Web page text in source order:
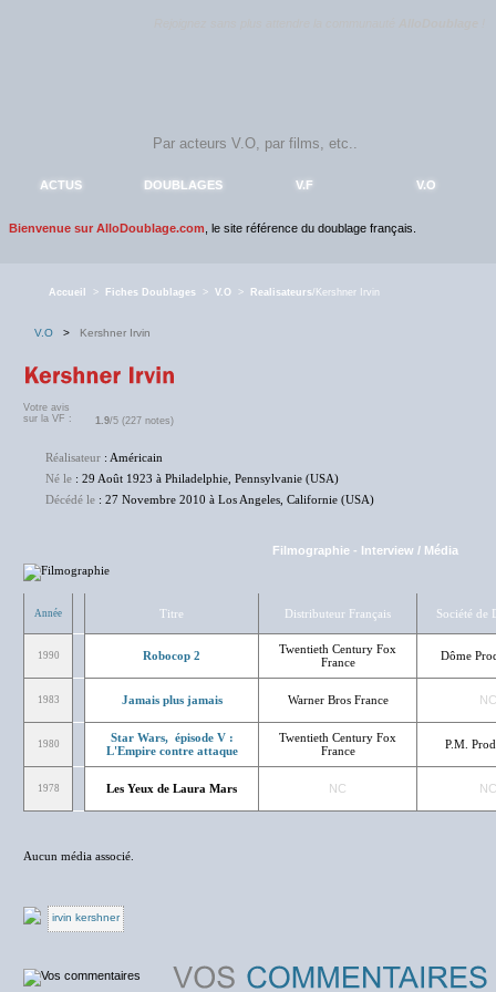
ACTUS DOUBLAGES V.F V.O
Bienvenue sur AlloDoublage.com , le site référence du doublage français.
Accueil > Fiches Doublages > V.O > Realisateurs/Kershner Irvin
V.O > Kershner Irvin
Votre avis
sur la VF :
1.9/5 (227 notes)
Réalisateur : Américain
Né le : 29 Août 1923 à Philadelphie, Pennsylvanie (USA)
Décédé le : 27 Novembre 2010 à Los Angeles, Californie (USA)
Filmographie - Interview / Média
Année Titre Distributeur Français Société de
1990 Robocop 2
Twentieth Century Fox
France
Dôme
1983 Jamais plus jamais Warner Bros France NC
1980
Star Wars, épisode V :
L'Empire contre attaque
Twentieth Century Fox
France
P.M.
1978 Les Yeux de Laura Mars NC NC
Aucun média associé.
irvin kershner